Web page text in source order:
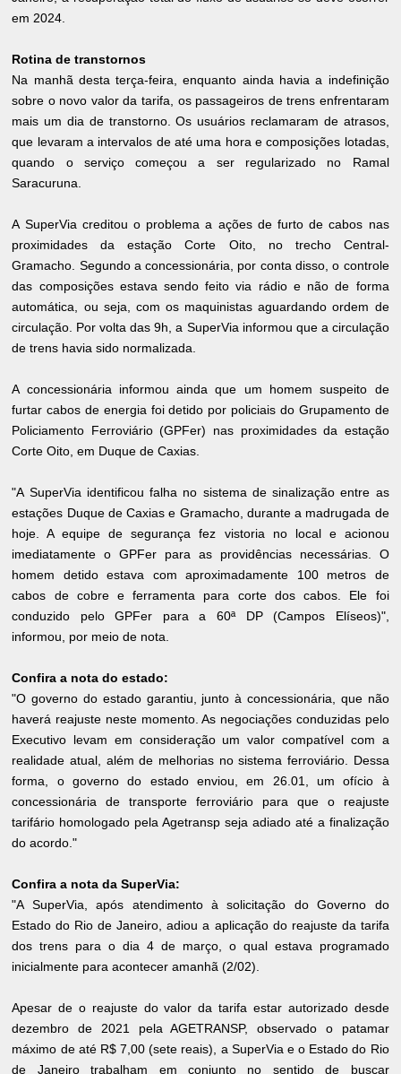
em 2024.
Rotina de transtornos
Na manhã desta terça-feira, enquanto ainda havia a indefinição
sobre o novo valor da tarifa, os passageiros de trens enfrentaram
mais um dia de transtorno. Os usuários reclamaram de atrasos,
que levaram a intervalos de até uma hora e composições lotadas,
quando o serviço começou a ser regularizado no Ramal
Saracuruna.
A SuperVia creditou o problema a ações de furto de cabos nas
proximidades da estação Corte Oito, no trecho Central-
Gramacho. Segundo a concessionária, por conta disso, o controle
das composições estava sendo feito via rádio e não de forma
automática, ou seja, com os maquinistas aguardando ordem de
circulação. Por volta das 9h, a SuperVia informou que a circulação
de trens havia sido normalizada.
A concessionária informou ainda que um homem suspeito de
furtar cabos de energia foi detido por policiais do Grupamento de
Policiamento Ferroviário (GPFer) nas proximidades da estação
Corte Oito, em Duque de Caxias.
"A SuperVia identificou falha no sistema de sinalização entre as
estações Duque de Caxias e Gramacho, durante a madrugada de
hoje. A equipe de segurança fez vistoria no local e acionou
imediatamente o GPFer para as providências necessárias. O
homem detido estava com aproximadamente 100 metros de
cabos de cobre e ferramenta para corte dos cabos. Ele foi
conduzido pelo GPFer para a 60ª DP (Campos Elíseos)",
informou, por meio de nota.
Confira a nota do estado:
"O governo do estado garantiu, junto à concessionária, que não
haverá reajuste neste momento. As negociações conduzidas pelo
Executivo levam em consideração um valor compatível com a
realidade atual, além de melhorias no sistema ferroviário. Dessa
forma, o governo do estado enviou, em 26.01, um ofício à
concessionária de transporte ferroviário para que o reajuste
tarifário homologado pela Agetransp seja adiado até a finalização
do acordo."
Confira a nota da SuperVia:
"A SuperVia, após atendimento à solicitação do Governo do
Estado do Rio de Janeiro, adiou a aplicação do reajuste da tarifa
dos trens para o dia 4 de março, o qual estava programado
inicialmente para acontecer amanhã (2/02).
Apesar de o reajuste do valor da tarifa estar autorizado desde
dezembro de 2021 pela AGETRANSP, observado o patamar
máximo de até R$ 7,00 (sete reais), a SuperVia e o Estado do Rio
de Janeiro trabalham em conjunto no sentido de buscar